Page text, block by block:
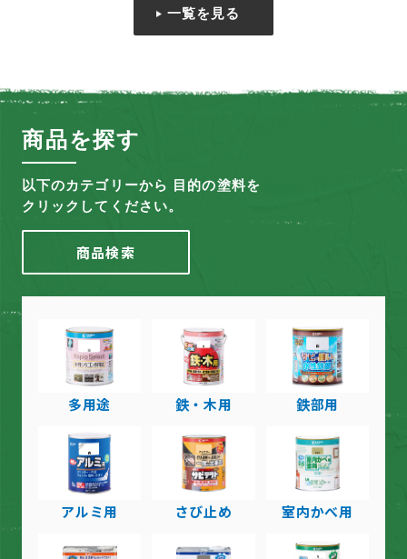
一覧を見る
商品を探す
以下のカテゴリーから 目的の塗料を
クリックしてください。
商品検索
多用途 鉄・木用 鉄部用
アルミ用 さび止め 室内かべ用